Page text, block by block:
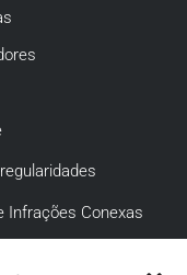
Infrações Conexas